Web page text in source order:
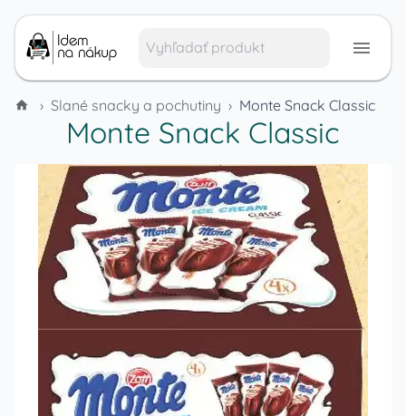
› Slané snacky a pochutiny › Monte Snack Classic
Monte Snack Classic